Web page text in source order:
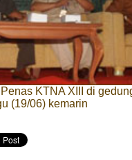
KTNA XIII di
(19/06) kemarin